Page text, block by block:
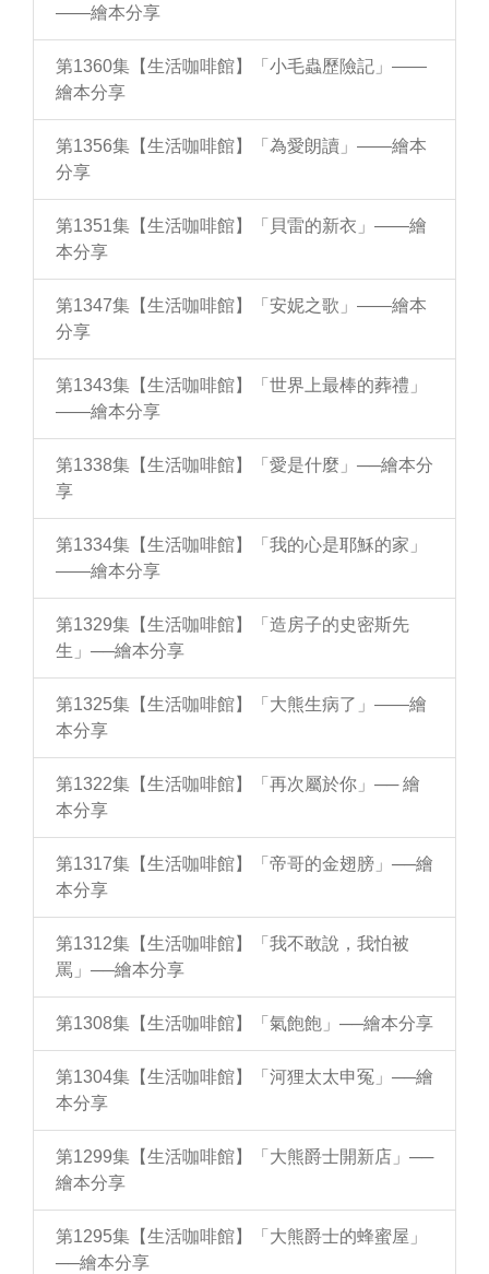
——繪本分享
第1360集【生活咖啡館】「小毛蟲歷險記」——
繪本分享
第1356集【生活咖啡館】「為愛朗讀」——繪本
分享
第1351集【生活咖啡館】「貝雷的新衣」——繪
本分享
第1347集【生活咖啡館】「安妮之歌」——繪本
分享
第1343集【生活咖啡館】「世界上最棒的葬禮」
——繪本分享
第1338集【生活咖啡館】「愛是什麼」──繪本分
享
第1334集【生活咖啡館】「我的心是耶穌的家」
——繪本分享
第1329集【生活咖啡館】「造房子的史密斯先
生」──繪本分享
第1325集【生活咖啡館】「大熊生病了」——繪
本分享
第1322集【生活咖啡館】「再次屬於你」── 繪
本分享
第1317集【生活咖啡館】「帝哥的金翅膀」──繪
本分享
第1312集【生活咖啡館】「我不敢說，我怕被
罵」──繪本分享
第1308集【生活咖啡館】「氣飽飽」──繪本分享
第1304集【生活咖啡館】「河狸太太申冤」──繪
本分享
第1299集【生活咖啡館】「大熊爵士開新店」──
繪本分享
第1295集【生活咖啡館】「大熊爵士的蜂蜜屋」
──繪本分享